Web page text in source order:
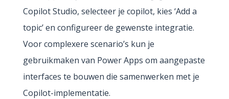
Copilot Studio, selecteer je copilot, kies ‘Add a
topic’ en configureer de gewenste integratie.
Voor complexere scenario’s kun je
gebruikmaken van Power Apps om aangepaste
interfaces te bouwen die samenwerken met je
Copilot-implementatie.